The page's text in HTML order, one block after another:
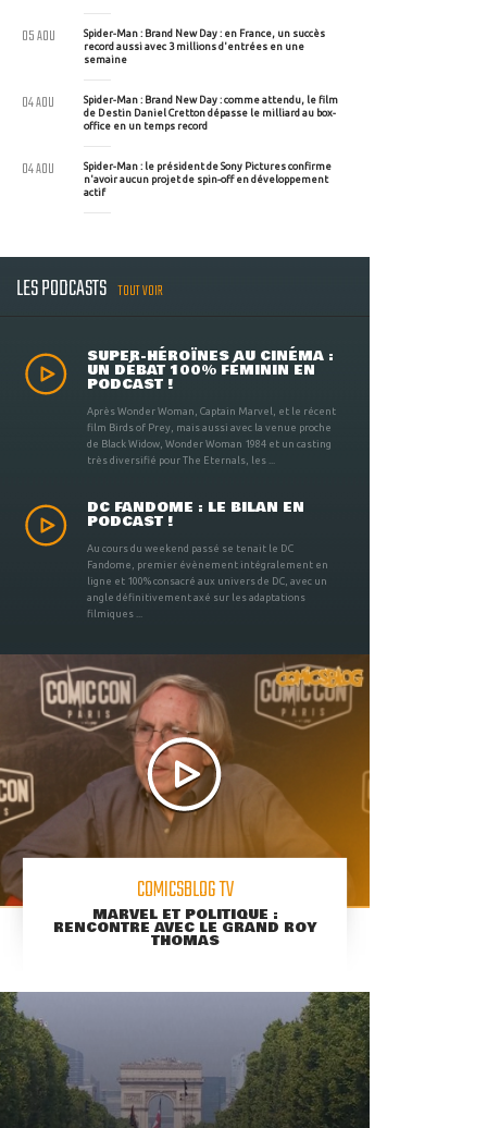
Spider-Man : Brand New Day : en France, un succès
record aussi avec 3 millions d'entrées en une
semaine
05 AOU
Spider-Man : Brand New Day : comme attendu, le film
de Destin Daniel Cretton dépasse le milliard au box-
office en un temps record
04 AOU
Spider-Man : le président de Sony Pictures confirme
n'avoir aucun projet de spin-off en développement
actif
04 AOU
LES PODCASTS TOUT VOIR
SUPER-HÉROÏNES AU CINÉMA :
UN DÉBAT 100% FÉMININ EN
PODCAST !
Après Wonder Woman, Captain Marvel, et le récent
film Birds of Prey, mais aussi avec la venue proche
de Black Widow, Wonder Woman 1984 et un casting
très diversifié pour The Eternals, les ...
DC FANDOME : LE BILAN EN
PODCAST !
Au cours du weekend passé se tenait le DC
Fandome, premier évènement intégralement en
ligne et 100% consacré aux univers de DC, avec un
angle définitivement axé sur les adaptations
filmiques ...
COMICSBLOG TV
MARVEL ET POLITIQUE :
RENCONTRE AVEC LE GRAND ROY
THOMAS